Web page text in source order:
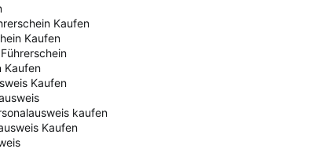
Kaufen
Kaufen
Kaufen
Kaufen
kaufen
Kaufen